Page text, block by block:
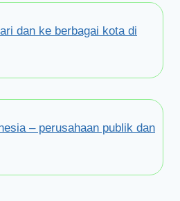
dan ke berbagai kota di
– perusahaan publik dan